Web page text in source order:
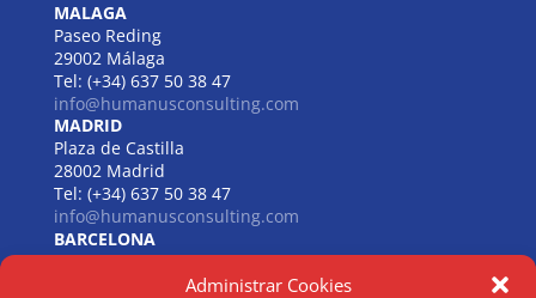
Administrar Cookies
MALAGA
Paseo Reding
29002 Málaga
Tel: (+34) 637 50 38 47
info@humanusconsulting.com
MADRID
Plaza de Castilla
28002 Madrid
Tel: (+34) 637 50 38 47
info@humanusconsulting.com
BARCELONA
Carrer de Beethoven
08021 Barcelona